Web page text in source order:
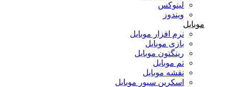
لینوکس
ویندوز
موبایل
نرم افزار موبایل
بازی موبایل
رینگتون موبایل
تم موبایل
نقشه موبایل
اسکرین سیور موبایل